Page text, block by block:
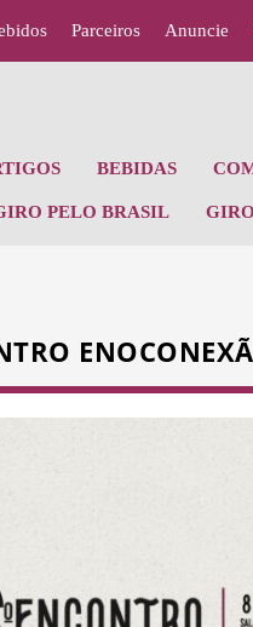
Parceiros Anuncie
BEBIDAS
PELO BRASIL